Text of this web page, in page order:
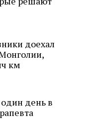
доехал
км
день в